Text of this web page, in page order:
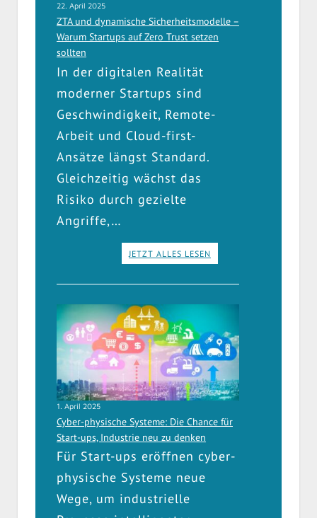
22. April 2025
ZTA und dynamische Sicherheitsmodelle –
Warum Startups auf Zero Trust setzen
sollten
In der digitalen Realität
moderner Startups sind
Geschwindigkeit, Remote-
Arbeit und Cloud-first-
Ansätze längst Standard.
Gleichzeitig wächst das
Risiko durch gezielte
Angriffe,…
JETZT ALLES LESEN
1. April 2025
Cyber-physische Systeme: Die Chance für
Start-ups, Industrie neu zu denken
Für Start-ups eröffnen cyber-
physische Systeme neue
Wege, um industrielle